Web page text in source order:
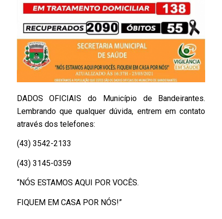
DADOS OFICIAIS do Município de Bandeirantes.
Lembrando que qualquer dúvida, entrem em contato
através dos telefones:
(43) 3542-2133
(43) 3145-0359
“NÓS ESTAMOS AQUI POR VOCÊS.
FIQUEM EM CASA POR NÓS!”